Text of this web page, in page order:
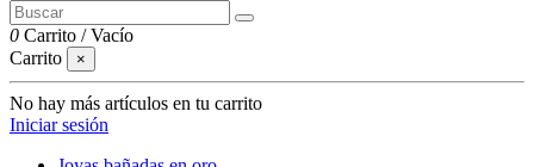
0 Carrito /Vacío
Carrito
×
No hay más artículos en tu carrito
Iniciar sesión